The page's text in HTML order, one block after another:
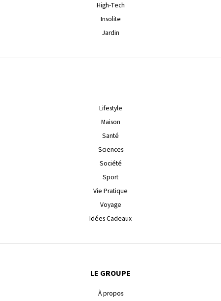
High-Tech
Insolite
Jardin
Lifestyle
Maison
Santé
Sciences
Société
Sport
Vie Pratique
Voyage
Idées Cadeaux
LE GROUPE
À propos